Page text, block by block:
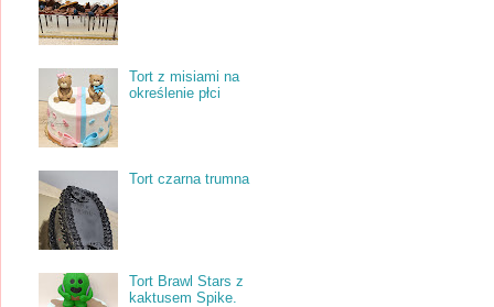
Tort z misiami na
określenie płci
Tort czarna trumna
Tort Brawl Stars z
kaktusem Spike.